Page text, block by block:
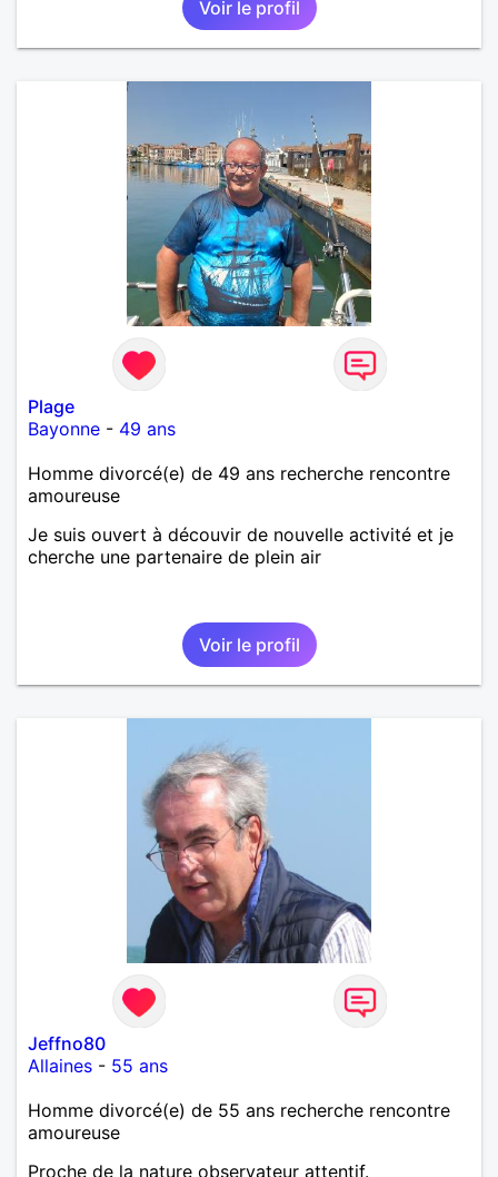
et la complicité. Au plaisir de faire connaissance.
Voir le profil
Plage
Bayonne - 49 ans
Homme divorcé(e) de 49 ans recherche rencontre
amoureuse
Je suis ouvert à découvir de nouvelle activité et je
cherche une partenaire de plein air
Voir le profil
Jeffno80
Allaines - 55 ans
Homme divorcé(e) de 55 ans recherche rencontre
amoureuse
Proche de la nature observateur attentif.